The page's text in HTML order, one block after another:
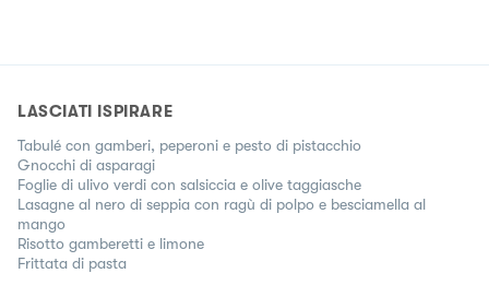
LASCIATI ISPIRARE
Tabulé con gamberi, peperoni e pesto di pistacchio
Gnocchi di asparagi
Foglie di ulivo verdi con salsiccia e olive taggiasche
Lasagne al nero di seppia con ragù di polpo e besciamella al
mango
Risotto gamberetti e limone
Frittata di pasta